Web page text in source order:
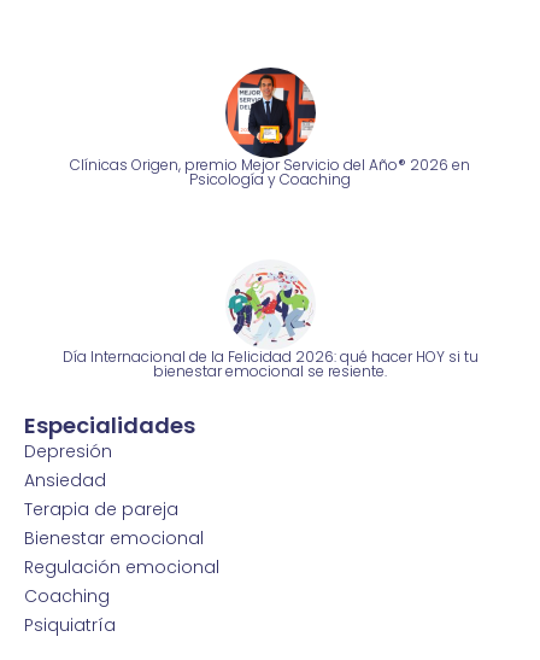
Clínicas Origen, premio Mejor Servicio del Año® 2026 en
Psicología y Coaching
Día Internacional de la Felicidad 2026: qué hacer HOY si tu
bienestar emocional se resiente.
Especialidades
Depresión
Ansiedad
Terapia de pareja
Bienestar emocional
Regulación emocional
Coaching
Psiquiatría